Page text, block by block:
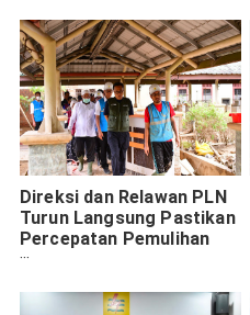
Direksi dan Relawan PLN
Turun Langsung Pastikan
Percepatan Pemulihan
Fasilitas Umum di Aceh